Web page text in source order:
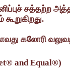
சத்தற்ற
கலோரி
and Equal®)